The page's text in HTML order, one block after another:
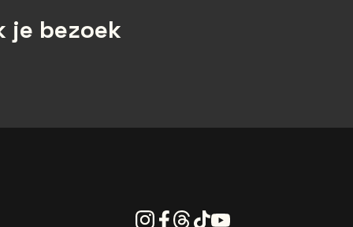
je bezoek
Instagram
Facebook
Threads
TiktokYoutube